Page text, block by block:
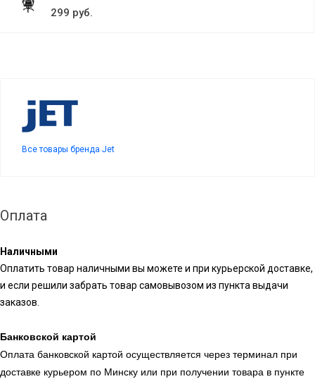
299 руб.
Все товары бренда Jet
Оплата
Наличными
Оплатить товар наличными вы можете и при курьерской доставке,
и если решили забрать товар самовывозом из пункта выдачи
заказов.
Банковской картой
Оплата банковской картой осуществляется через терминал при
доставке курьером по Минску или при получении товара в пункте